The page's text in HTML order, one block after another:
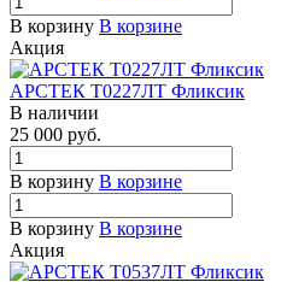
В корзину В корзине
Акция
АРСТЕК Т0227ЛТ Фликсик
В наличии
25 000 руб.
В корзину В корзине
В корзину В корзине
Акция